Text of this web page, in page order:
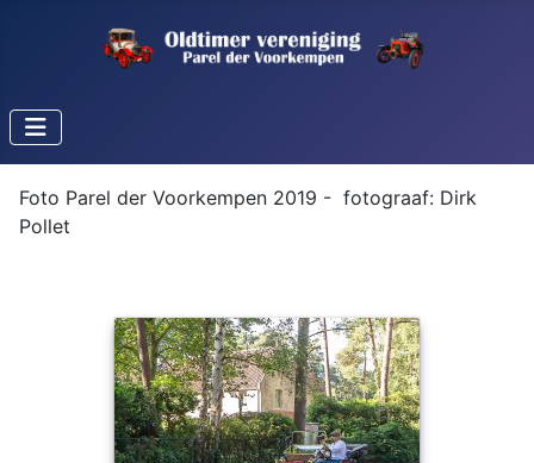
Foto Parel der Voorkempen 2019 - fotograaf: Dirk
Pollet